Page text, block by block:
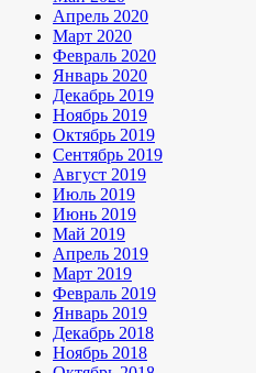
Апрель 2020
Март 2020
Февраль 2020
Январь 2020
Декабрь 2019
Ноябрь 2019
Октябрь 2019
Сентябрь 2019
Август 2019
Июль 2019
Июнь 2019
Май 2019
Апрель 2019
Март 2019
Февраль 2019
Январь 2019
Декабрь 2018
Ноябрь 2018